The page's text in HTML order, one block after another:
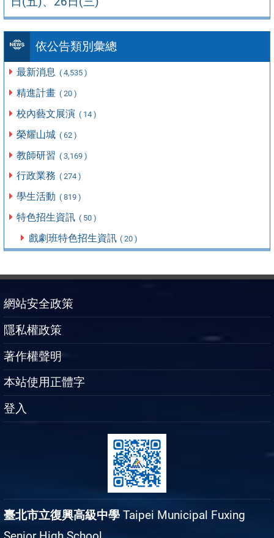
依公告類別彙總
最新消息 ( 4,535 )
精進計畫 ( 20 )
校內藝文展演 ( 14 )
榮耀山城 ( 62 )
教師研習 ( 3,169 )
行政業務 ( 274 )
學生活動 ( 819 )
特色招生資訊 ( 50 )
戲劇班特色招生資訊 ( 20 )
網站安全政策
隱私權政策
著作權聲明
本站使用正體字
登入
臺北市立復興高級中學 Taipei Municipal Fuxing